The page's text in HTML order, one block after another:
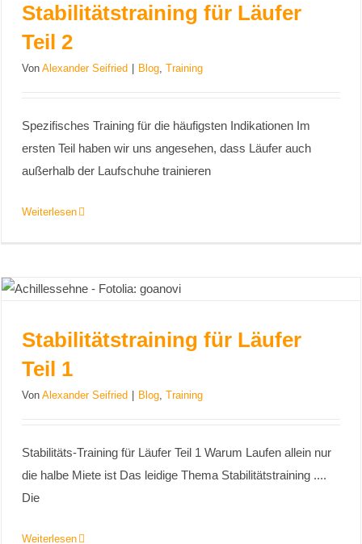
Stabilitätstraining für Läufer Teil 2
Stabilitätstraining für Läufer
Teil 2
Von Alexander Seifried Blog, Training
Spezifisches Training für die häufigsten Indikationen Im
ersten Teil haben wir uns angesehen, dass Läufer auch
außerhalb der Laufschuhe trainieren
Weiterlesen
Stabilitätstraining für Läufer Teil 1
Stabilitätstraining für Läufer
Teil 1
Von Alexander Seifried Blog, Training
Stabilitäts-Training für Läufer Teil 1 Warum Laufen allein nur
die halbe Miete ist Das leidige Thema Stabilitätstraining ....
Die
Weiterlesen